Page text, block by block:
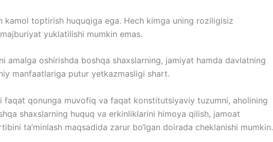
kamol toptirish huquqiga ega. Hech kimga uning roziligisiz
yuklatilishi mumkin emas.
amalga oshirishda boshqa shaxslarning, jamiyat hamda davlatning
manfaatlariga putur yetkazmasligi shart.
faqat qonunga muvofiq va faqat konstitutsiyaviy tuzumni, aholining
shaxslarning huquq va erkinliklarini himoya qilish, jamoat
ta’minlash maqsadida zarur bo‘lgan doirada cheklanishi mumkin.